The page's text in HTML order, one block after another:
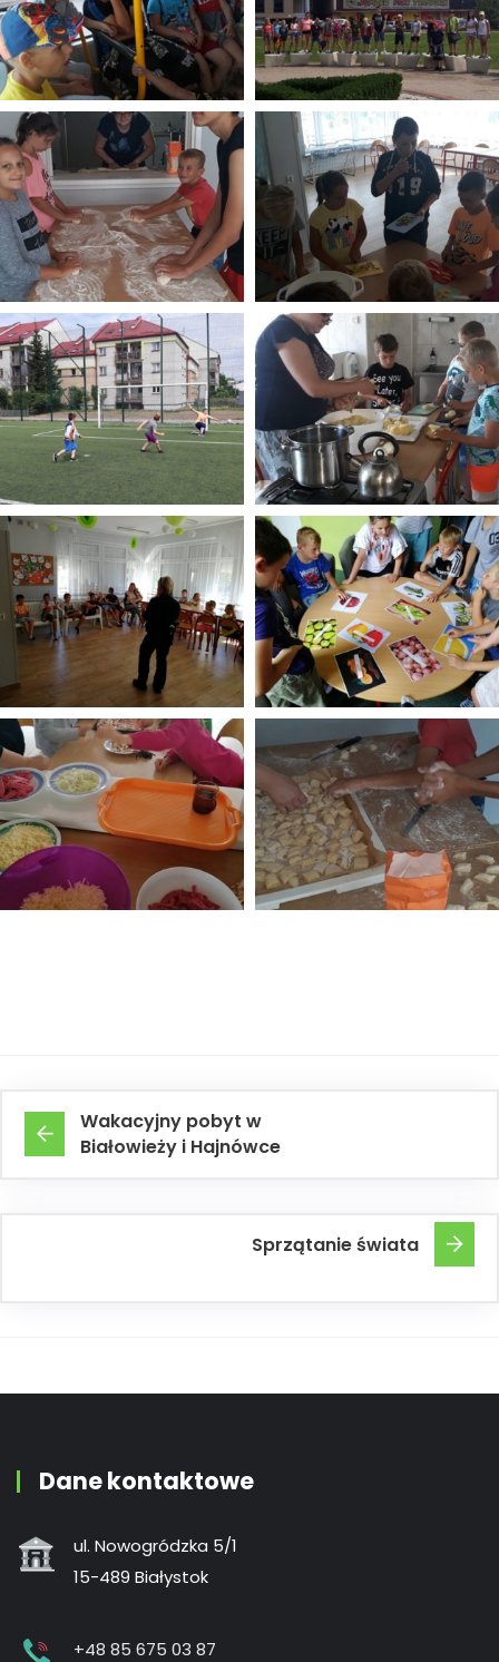
Wakacyjny pobyt w
Białowieży i Hajnówce
Sprzątanie świata
Dane kontaktowe
ul. Nowogródzka 5/1
15-489 Białystok
+48 85 675 03 87